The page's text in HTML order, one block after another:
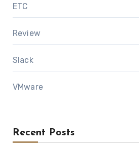
ETC
Review
Slack
VMware
Recent Posts